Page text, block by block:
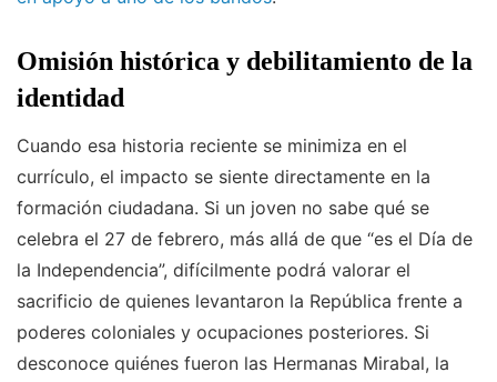
Omisión histórica y debilitamiento de la
identidad
Cuando esa historia reciente se minimiza en el
currículo, el impacto se siente directamente en la
formación ciudadana. Si un joven no sabe qué se
celebra el 27 de febrero, más allá de que “es el Día de
la Independencia”, difícilmente podrá valorar el
sacrificio de quienes levantaron la República frente a
poderes coloniales y ocupaciones posteriores. Si
desconoce quiénes fueron las Hermanas Mirabal, la